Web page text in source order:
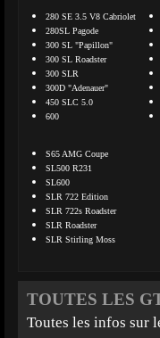
280 SE 3.5 V8 Cabriolet
280SL Pagode
300 SL "Papillon"
300 SL Roadster
300 SLR
300D "Adenauer"
450 SLC 5.0
600
S65 AMG Coupe
SL500 R231
SL600
SLR 722 Edition
SLR 722s Roadster
SLR Roadster
SLR Stirling Moss
TOUTES LES
Toutes les infos sur